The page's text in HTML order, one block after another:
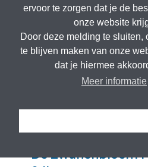
ervoor te zorgen dat je de
onze website
Door deze melding te sluiten,
te blijven maken van onze
dat je hiermee
Meer informatie